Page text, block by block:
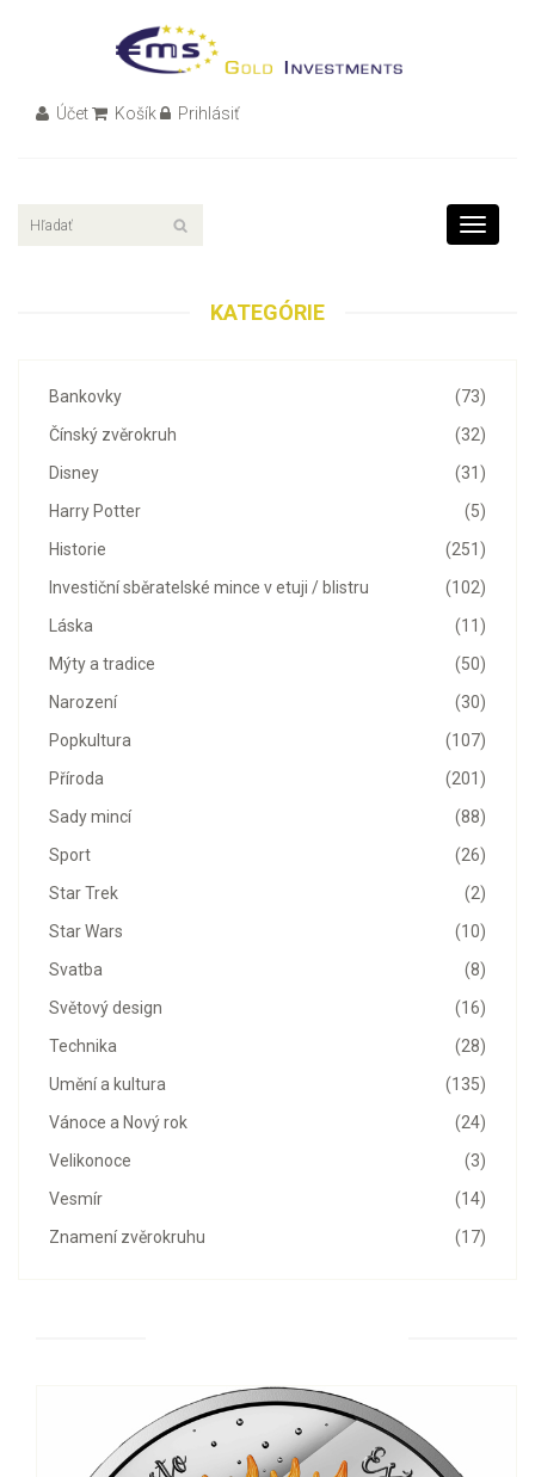
Účet Košík Prihlásiť
Toggle
KATEGÓRIE
(73)
Bankovky
(32)
Čínský zvěrokruh
(31)
Disney
(5)
Harry Potter
(251)
Historie
(102)
Investiční sběratelské mince v etuji / blistru
(11)
Láska
(50)
Mýty a tradice
(30)
Narození
(107)
Popkultura
(201)
Příroda
(88)
Sady mincí
(26)
Sport
(2)
Star Trek
(10)
Star Wars
(8)
Svatba
(16)
Světový design
(28)
Technika
(135)
Umění a kultura
(24)
Vánoce a Nový rok
(3)
Velikonoce
(14)
Vesmír
(17)
Znamení zvěrokruhu